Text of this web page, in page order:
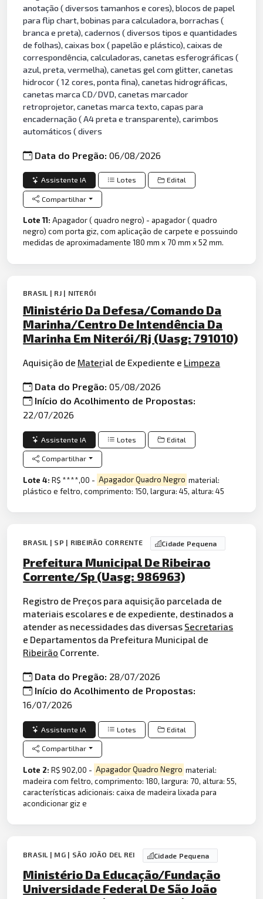
anotação ( diversos tamanhos e cores), blocos de papel
para flip chart, bobinas para calculadora, borrachas (
branca e preta), cadernos ( diversos tipos e quantidades
de folhas), caixas box ( papelão e plástico), caixas de
correspondência, calculadoras, canetas esferográficas (
azul, preta, vermelha), canetas gel com glitter, canetas
hidrocor ( 12 cores, ponta fina), canetas hidrográficas,
canetas marca CD/DVD, canetas marcador
retroprojetor, canetas marca texto, capas para
encadernação ( A4 preta e transparente), carimbos
automáticos ( divers
Data do Pregão:06/08/2026
Assistente IA Lotes Edital
Compartilhar
Lote 11:Apagador ( quadro negro) - apagador ( quadro
negro) com porta giz, com aplicação de carpete e possuindo
medidas de aproximadamente 180 mm x 70 mm x 52 mm.
BRASIL | RJ | NITERÓI
Ministério Da Defesa/Comando Da
Marinha/Centro De Intendência Da
Marinha Em Niterói/Rj (Uasg: 791010)
Aquisição de Material de Expediente e Limpeza
Data do Pregão:05/08/2026
Início do Acolhimento de Propostas:
22/07/2026
Assistente IA Lotes Edital
Compartilhar
Lote 4:R$ ****,00 - Apagador Quadro Negro material:
plástico e feltro, comprimento: 150, largura: 45, altura: 45
BRASIL | SP | RIBEIRÃO CORRENTE Cidade Pequena
Prefeitura Municipal De Ribeirao
Corrente/Sp (Uasg: 986963)
Registro de Preços para aquisição parcelada de
materiais escolares e de expediente, destinados a
atender as necessidades das diversas Secretarias
e Departamentos da Prefeitura Municipal de
Ribeirão Corrente.
Data do Pregão: 28/07/2026
Início do Acolhimento de Propostas:
16/07/2026
Assistente IA Lotes Edital
Compartilhar
Lote 2:R$ 902,00 - Apagador Quadro Negro material:
madeira com feltro, comprimento: 180, largura: 70, altura: 55,
características adicionais: caixa de madeira lixada para
acondicionar giz e
BRASIL | MG | SÃO JOÃO DEL REI Cidade Pequena
Ministério Da Educação/Fundação
Universidade Federal De São João